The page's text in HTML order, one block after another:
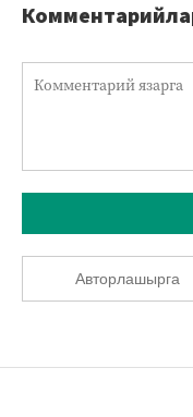
Авторлашырга